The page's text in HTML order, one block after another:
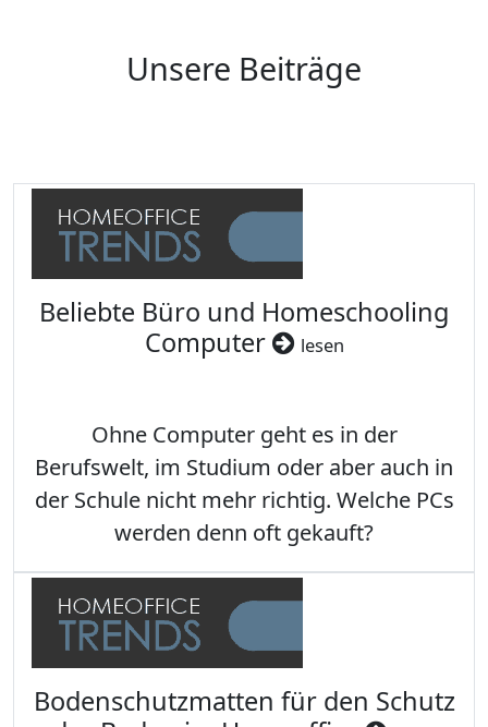
Unsere Beiträge
Beliebte Büro und Homeschooling
Computer
lesen
Ohne Computer geht es in der
Berufswelt, im Studium oder aber auch in
der Schule nicht mehr richtig. Welche PCs
werden denn oft gekauft?
Bodenschutzmatten für den Schutz